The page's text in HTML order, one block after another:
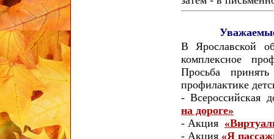
В Ярославской
комплексное
Просьба
профилактике
- Всероссийская
на дороге»
- Акция
- Акция «Я